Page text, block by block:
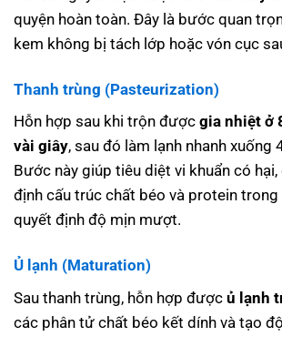
quyện hoàn toàn. Đây là bước quan
kem không bị tách lớp hoặc vón cục
Thanh trùng (Pasteurization)
Hỗn hợp sau khi trộn được gia nhiệt ở
vài giây, sau đó làm lạnh nhanh xuống
Bước này giúp tiêu diệt vi khuẩn có
định cấu trúc chất béo và protein
quyết định độ mịn mượt.
Ủ lạnh (Maturation)
Sau thanh trùng, hỗn hợp được ủ lạnh
các phân tử chất béo kết dính và tạo